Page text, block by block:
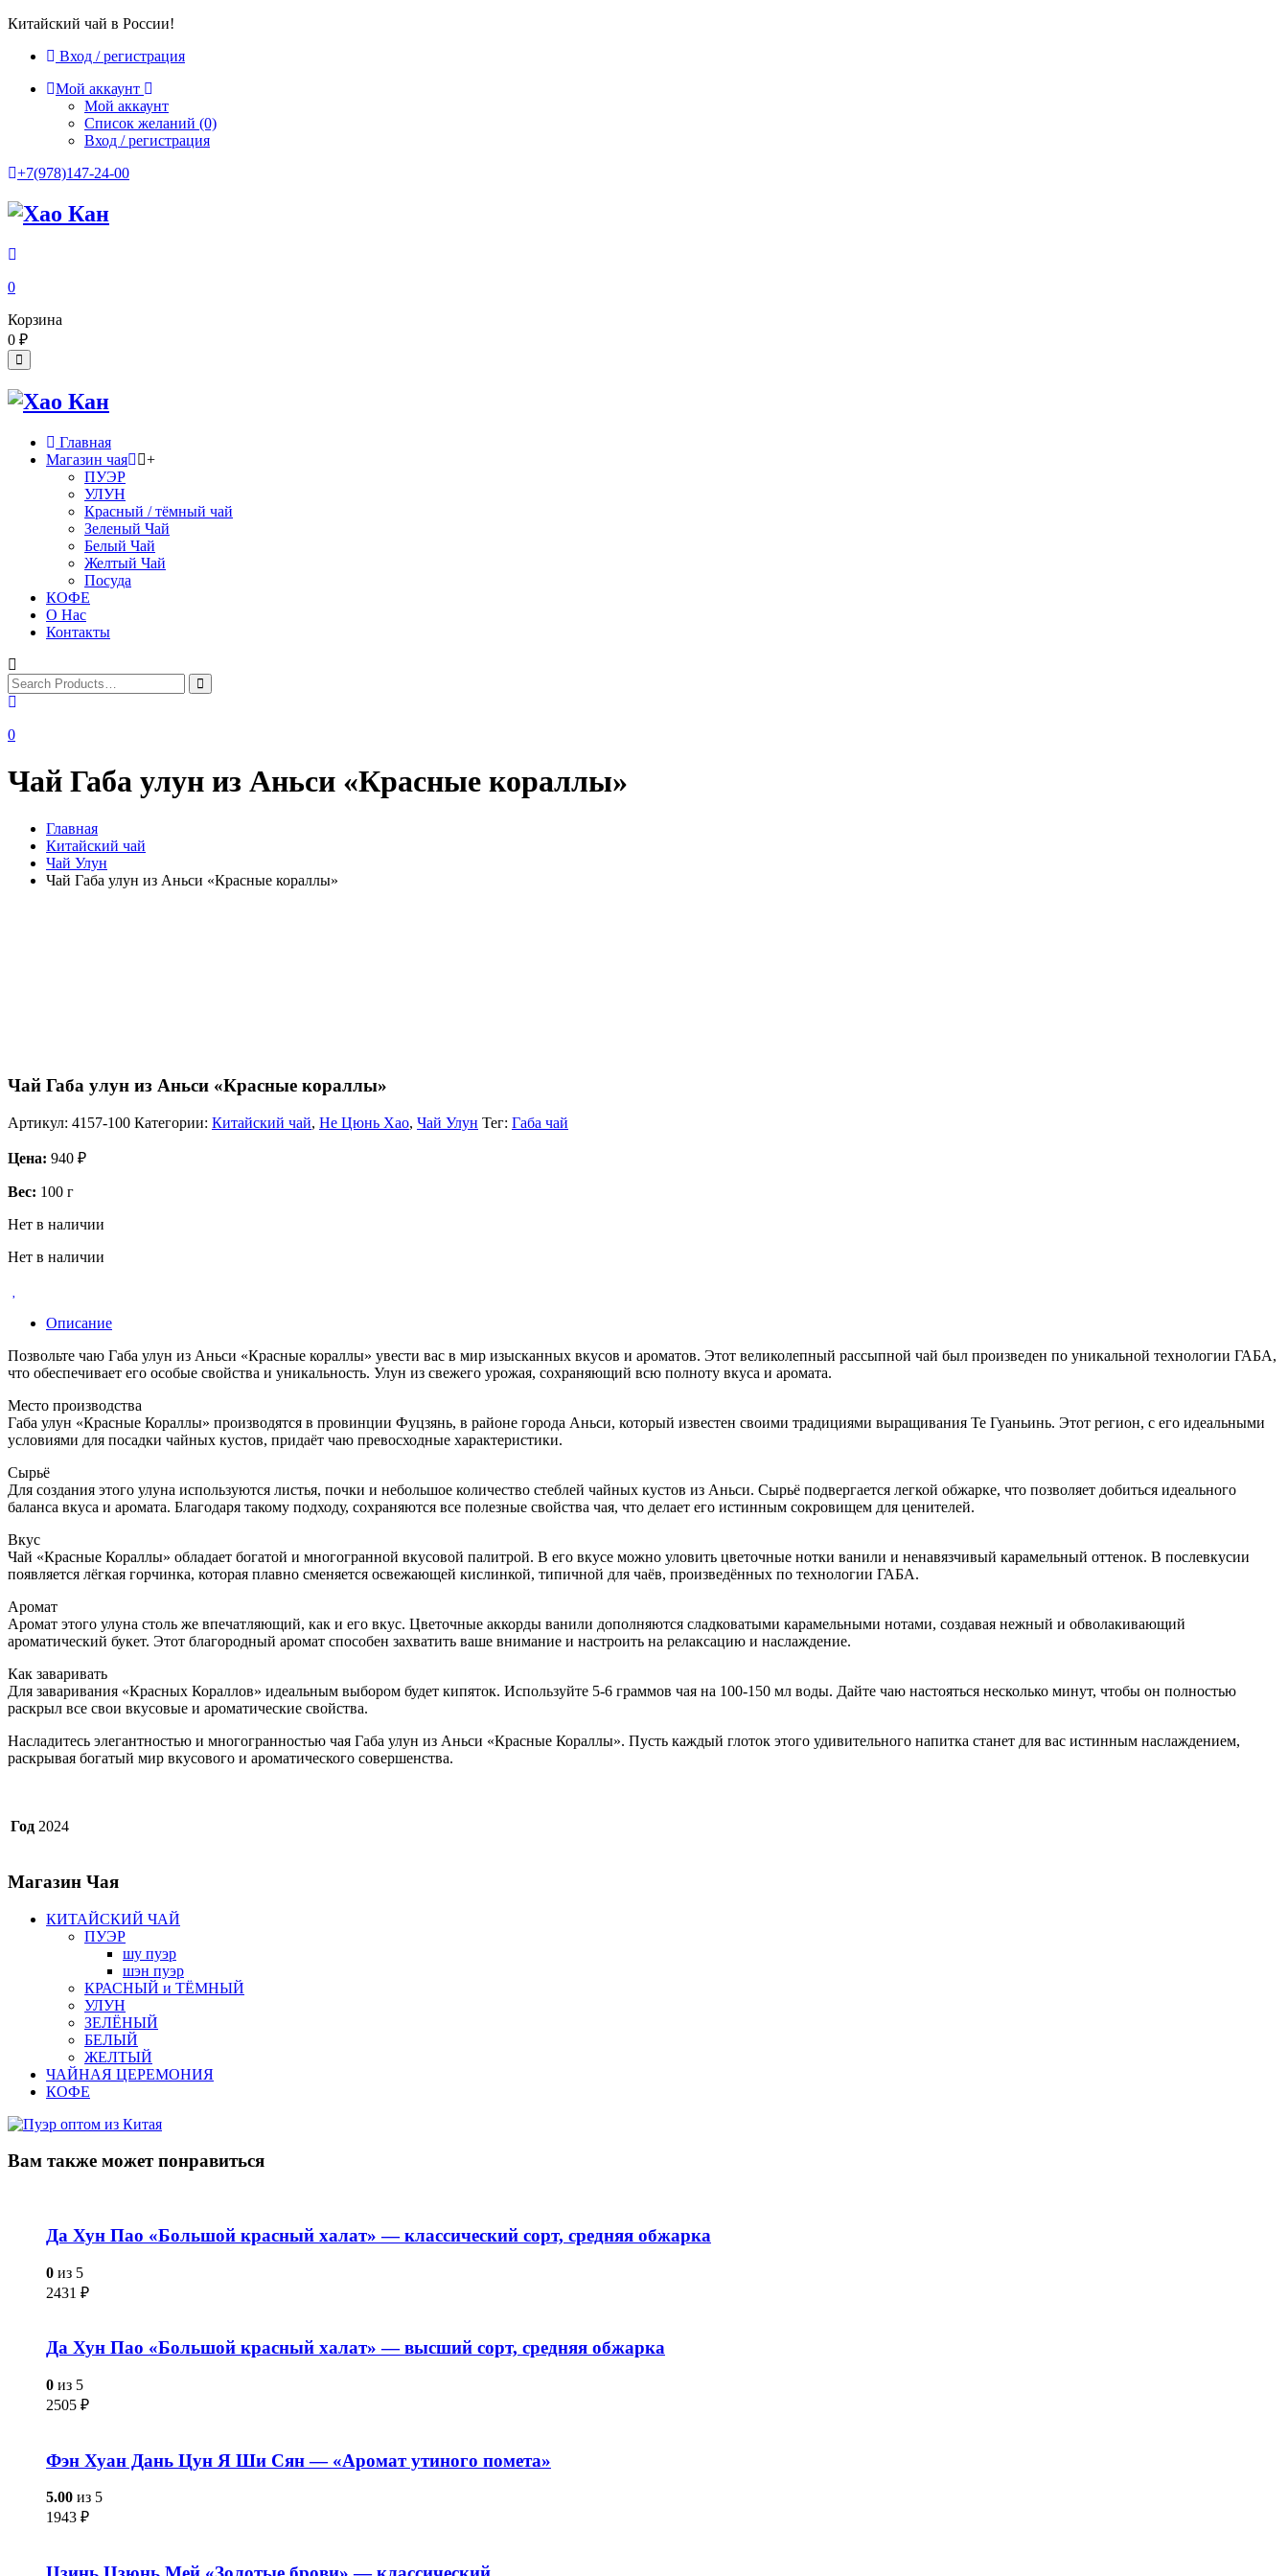
Китайский чай в России!
Вход / регистрация
Мой аккаунт
Мой аккаунт
Список желаний (0)
Вход / регистрация
+7(978)147-24-00
0
Корзина
0 ₽
Главная
Магазин чая
+
ПУЭР
УЛУН
Красный / тёмный чай
Зеленый Чай
Белый Чай
Желтый Чай
Посуда
КОФЕ
О Нас
Контакты
0
Чай Габа улун из Аньси «Красные кораллы»
Главная
Китайский чай
Чай Улун
Чай Габа улун из Аньси «Красные кораллы»
Чай Габа улун из Аньси «Красные кораллы»
Артикул: 4157-100 Категории: Китайский чай, Не Цюнь Хао, Чай Улун Тег: Габа чай
Цена: 940 ₽
Вес: 100 г
Нет в наличии
Нет в наличии
Описание
Позвольте чаю Габа улун из Аньси «Красные кораллы» увести вас в мир изысканных вкусов и ароматов. Этот великолепный рассыпной чай был произведен по уникальной технологии ГАБА,
что обеспечивает его особые свойства и уникальность. Улун из свежего урожая, сохраняющий всю полноту вкуса и аромата.
Место производства
Габа улун «Красные Кораллы» производятся в провинции Фуцзянь, в районе города Аньси, который известен своими традициями выращивания Те Гуаньинь. Этот регион, с его идеальными
условиями для посадки чайных кустов, придаёт чаю превосходные характеристики.
Сырьё
Для создания этого улуна используются листья, почки и небольшое количество стеблей чайных кустов из Аньси. Сырьё подвергается легкой обжарке, что позволяет добиться идеального
баланса вкуса и аромата. Благодаря такому подходу, сохраняются все полезные свойства чая, что делает его истинным сокровищем для ценителей.
Вкус
Чай «Красные Кораллы» обладает богатой и многогранной вкусовой палитрой. В его вкусе можно уловить цветочные нотки ванили и ненавязчивый карамельный оттенок. В послевкусии
появляется лёгкая горчинка, которая плавно сменяется освежающей кислинкой, типичной для чаёв, произведённых по технологии ГАБА.
Аромат
Аромат этого улуна столь же впечатляющий, как и его вкус. Цветочные аккорды ванили дополняются сладковатыми карамельными нотами, создавая нежный и обволакивающий
ароматический букет. Этот благородный аромат способен захватить ваше внимание и настроить на релаксацию и наслаждение.
Как заваривать
Для заваривания «Красных Кораллов» идеальным выбором будет кипяток. Используйте 5-6 граммов чая на 100-150 мл воды. Дайте чаю настояться несколько минут, чтобы он полностью
раскрыл все свои вкусовые и ароматические свойства.
Насладитесь элегантностью и многогранностью чая Габа улун из Аньси «Красные Кораллы». Пусть каждый глоток этого удивительного напитка станет для вас истинным наслаждением,
раскрывая богатый мир вкусового и ароматического совершенства.
Год 2024
Магазин Чая
КИТАЙСКИЙ ЧАЙ
ПУЭР
шу пуэр
шэн пуэр
КРАСНЫЙ и ТЁМНЫЙ
УЛУН
ЗЕЛЁНЫЙ
БЕЛЫЙ
ЖЕЛТЫЙ
ЧАЙНАЯ ЦЕРЕМОНИЯ
КОФЕ
Вам также может понравиться
Да Хун Пао «Большой красный халат» — классический сорт, средняя обжарка
0 из 5
2431 ₽
Да Хун Пао «Большой красный халат» — высший сорт, средняя обжарка
0 из 5
2505 ₽
Фэн Хуан Дань Цун Я Ши Сян — «Аромат утиного помета»
5.00 из 5
1943 ₽